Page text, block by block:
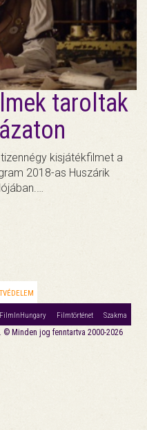
taroltak
kisjátékfilmet a
2018-as Huszárik
FilmInHungary Filmtörténet Szakma
© Minden jog fenntartva 2000-2026